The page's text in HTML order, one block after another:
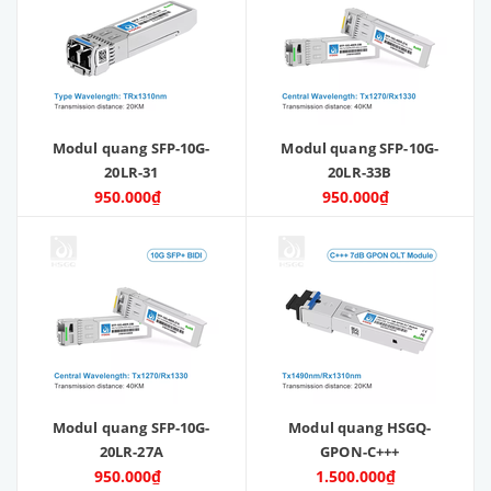
Modul quang SFP-10G-
20LR-31
950.000₫
Modul quang SFP-10G-
20LR-33B
950.000₫
Modul quang SFP-10G-
20LR-27A
950.000₫
Modul quang HSGQ-
GPON-C+++
1.500.000₫